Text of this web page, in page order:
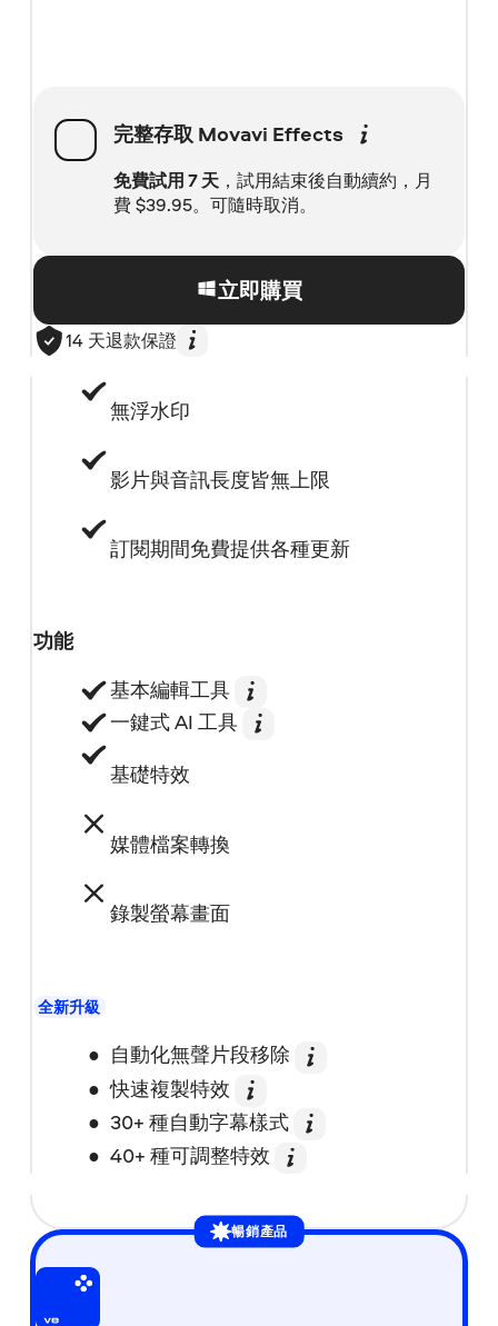
完整存取Movavi Effects
免費試用 7 天，試用結束後自動續約，月
費$39.95。可隨時取消。
立即購買
14 天退款保證
無浮水印
影片與音訊長度皆無上限
訂閱期間免費提供各種更新
功能
基本編輯工具
一鍵式 AI 工具
基礎特效
媒體檔案轉換
錄製螢幕畫面
全新升級
自動化無聲片段移除
快速複製特效
30+ 種自動字幕樣式
40+ 種可調整特效
暢銷產品